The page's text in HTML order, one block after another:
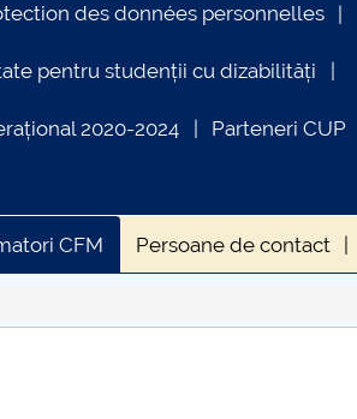
des données personnelles
pentru studenții cu dizabilități
2020-2024 Parteneri CUP
CFM Persoane de contact